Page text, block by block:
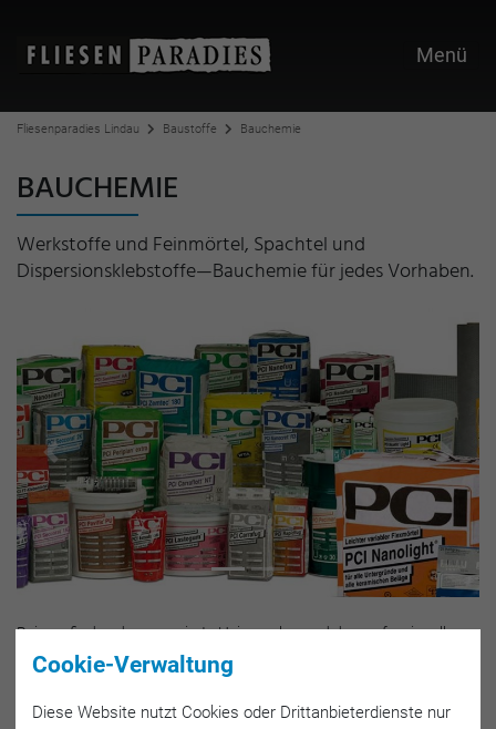
Menü
Fliesenparadies Lindau Baustoffe Bauchemie
BAUCHEMIE
Werkstoffe und Feinmörtel, Spachtel und
Dispersionsklebstoffe—Bauchemie für jedes Vorhaben.
Previous Next
Bei uns finden der engagierte Heimwerker und der professionelle
Verlegebetrieb Spachtelmassen, Dispersionsklebstoffe für das
das Verlegen von Parkett sowie Feinmörtel für das Verlegen von
Cookie-Verwaltung
Diese Web­site nutzt Cookies oder Dritt­anbieter­dienste nur